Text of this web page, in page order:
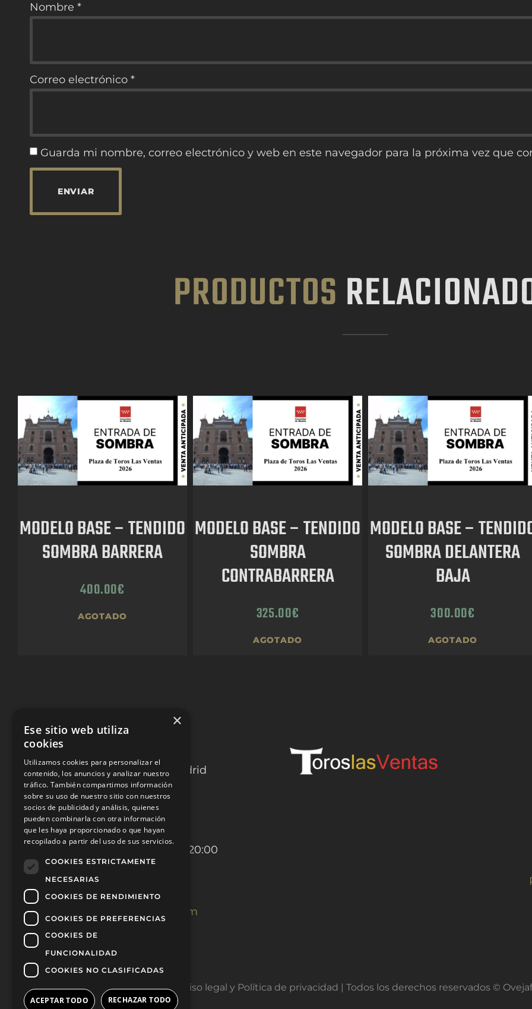
Nombre *
Correo electrónico *
Guarda mi nombre, correo electrónico y web en este navegador para la próxima vez que
PRODUCTOS
MODELO BASE – TENDIDO
SOMBRA BARRERA
400.00€
AGOTADO
MODELO BASE – TENDIDO
SOMBRA
CONTRABARRERA
325.00€
AGOTADO
MODELO BASE –
SOMBRA DELANTERA
BAJA
300.00€
AGOTADO
TOROS LAS VENTAS
C. de la Victoria 9, 28012, Madrid
C. de Alejandro González, 5,
Salamanca, 28028 Madrid
Lunes a Domingo de 11:00 a 20:00
91 531 33 66
laorejadeorotoros@gmail.com
Aviso legal y Política de privacidad | Todos los derechos reservados ©
×
Ese sitio web utiliza
cookies
Utilizamos cookies para personalizar el
contenido, los anuncios y analizar nuestro
tráfico. También compartimos información
sobre su uso de nuestro sitio con nuestros
socios de publicidad y análisis, quienes
pueden combinarla con otra información
que les haya proporcionado o que hayan
recopilado a partir del uso de sus servicios.
COOKIES ESTRICTAMENTE
NECESARIAS
COOKIES DE RENDIMIENTO
COOKIES DE PREFERENCIAS
COOKIES DE
FUNCIONALIDAD
COOKIES NO CLASIFICADAS
ACEPTAR TODO RECHAZAR TODO